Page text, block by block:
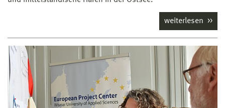
weiterlesen